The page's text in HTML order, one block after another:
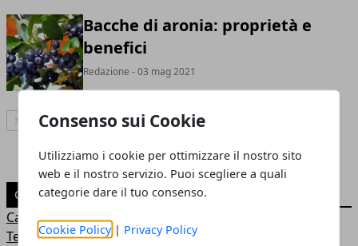
Consenso sui Cookie
Utilizziamo i cookie per ottimizzare il nostro sito
web e il nostro servizio. Puoi scegliere a quali
categorie dare il tuo consenso.
Cookie Policy | Privacy Policy
Bacche di aronia: proprietà e
benefici
Redazione - 03 mag 2021
Articolo Successivo
CATEGORIE
Casa e giardinaggio
Tecnologia